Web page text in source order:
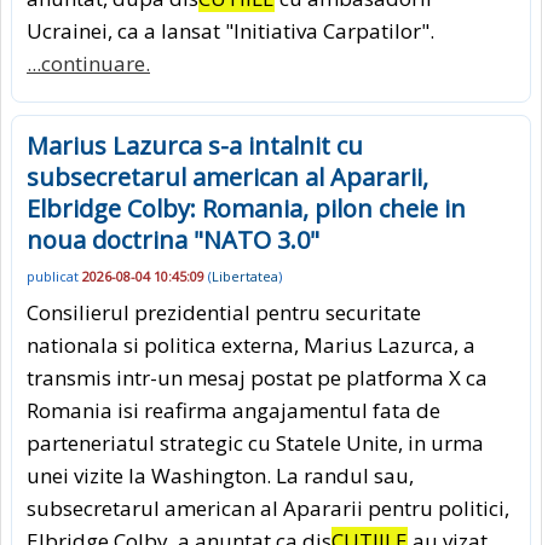
Ucrainei, ca a lansat "Initiativa Carpatilor".
...continuare.
Marius Lazurca s-a intalnit cu
subsecretarul american al Apararii,
Elbridge Colby: Romania, pilon cheie in
noua doctrina "NATO 3.0"
publicat 2026-08-04 10:45:09 (Libertatea)
Consilierul prezidential pentru securitate
nationala si politica externa, Marius Lazurca, a
transmis intr-un mesaj postat pe platforma X ca
Romania isi reafirma angajamentul fata de
parteneriatul strategic cu Statele Unite, in urma
unei vizite la Washington. La randul sau,
subsecretarul american al Apararii pentru politici,